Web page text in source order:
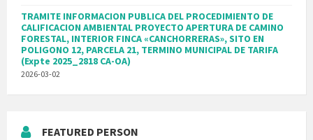
TRAMITE INFORMACION PUBLICA DEL PROCEDIMIENTO DE
CALIFICACION AMBIENTAL PROYECTO APERTURA DE CAMINO
FORESTAL, INTERIOR FINCA «CANCHORRERAS», SITO EN
POLIGONO 12, PARCELA 21, TERMINO MUNICIPAL DE TARIFA
(Expte 2025_2818 CA-OA)
2026-03-02
FEATURED PERSON